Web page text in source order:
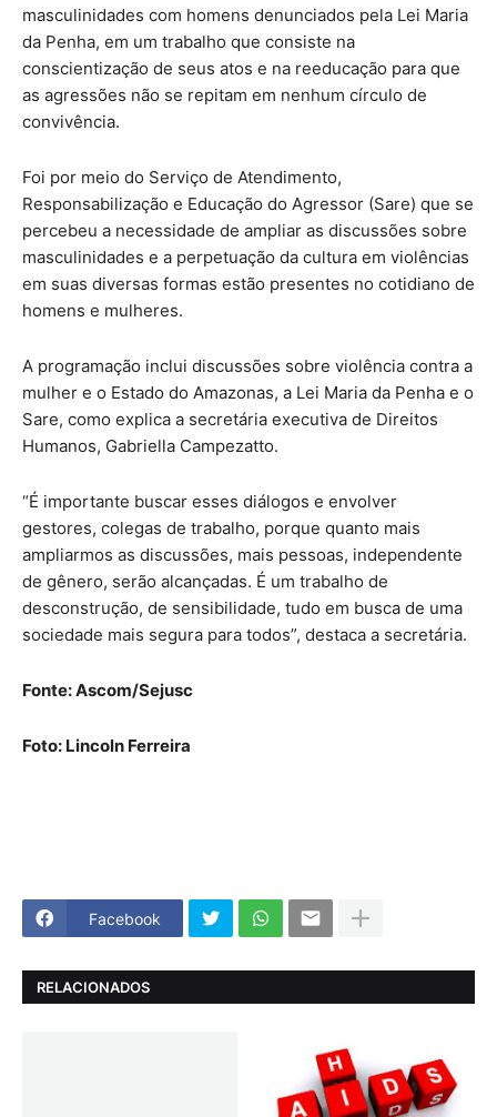
masculinidades com homens denunciados pela Lei Maria
da Penha, em um trabalho que consiste na
conscientização de seus atos e na reeducação para que
as agressões não se repitam em nenhum círculo de
convivência.
Foi por meio do Serviço de Atendimento,
Responsabilização e Educação do Agressor (Sare) que se
percebeu a necessidade de ampliar as discussões sobre
masculinidades e a perpetuação da cultura em violências
em suas diversas formas estão presentes no cotidiano de
homens e mulheres.
A programação inclui discussões sobre violência contra a
mulher e o Estado do Amazonas, a Lei Maria da Penha e o
Sare, como explica a secretária executiva de Direitos
Humanos, Gabriella Campezatto.
“É importante buscar esses diálogos e envolver
gestores, colegas de trabalho, porque quanto mais
ampliarmos as discussões, mais pessoas, independente
de gênero, serão alcançadas. É um trabalho de
desconstrução, de sensibilidade, tudo em busca de uma
sociedade mais segura para todos”, destaca a secretária.
Fonte: Ascom/Sejusc
Foto: Lincoln Ferreira
Facebook
RELACIONADOS